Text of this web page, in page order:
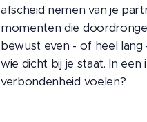
afscheid nemen van je
momenten die
bewust even - of heel
wie dicht bij je staat. In
verbondenheid voelen?